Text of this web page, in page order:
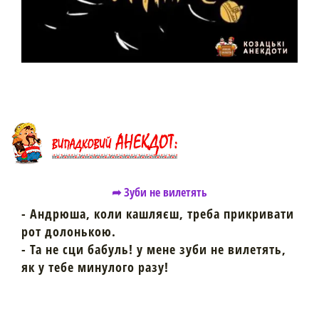
➦ Зуби не вилетять
- Андрюша, коли кашляєш, треба прикривати
рот долонькою.
- Та не сци бабуль! у мене зуби не вилетять,
як у тебе минулого разу!